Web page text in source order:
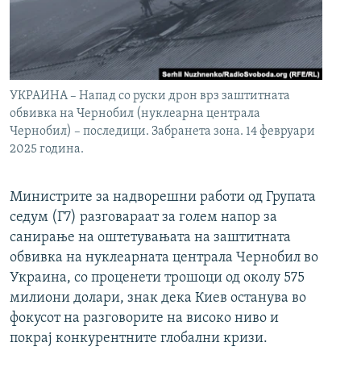
УКРАИНА – Напад со руски дрон врз заштитната
обвивка на Чернобил (нуклеарна централа
Чернобил) – последици. Забранета зона. 14 февруари
2025 година.
Министрите за надворешни работи од Групата
седум (Г7) разговараат за голем напор за
санирање на оштетувањата на заштитната
обвивка на нуклеарната централа Чернобил во
Украина, со проценети трошоци од околу 575
милиони долари, знак дека Киев останува во
фокусот на разговорите на високо ниво и
покрај конкурентните глобални кризи.